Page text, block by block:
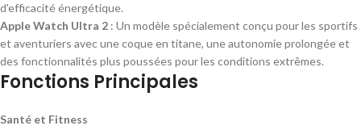
d'efficacité énergétique.
Apple Watch Ultra 2 : Un modèle spécialement conçu pour les sportifs
et aventuriers avec une coque en titane, une autonomie prolongée et
des fonctionnalités plus poussées pour les conditions extrêmes.
Fonctions Principales
Santé et Fitness